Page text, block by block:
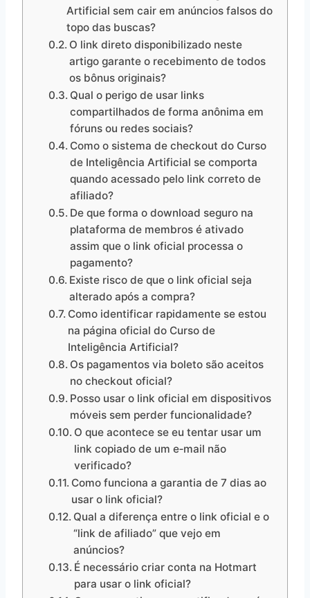
Artificial sem cair em anúncios falsos do
topo das buscas?
O link direto disponibilizado neste
artigo garante o recebimento de todos
os bônus originais?
Qual o perigo de usar links
compartilhados de forma anônima em
fóruns ou redes sociais?
Como o sistema de checkout do Curso
de Inteligência Artificial se comporta
quando acessado pelo link correto de
afiliado?
De que forma o download seguro na
plataforma de membros é ativado
assim que o link oficial processa o
pagamento?
Existe risco de que o link oficial seja
alterado após a compra?
Como identificar rapidamente se estou
na página oficial do Curso de
Inteligência Artificial?
Os pagamentos via boleto são aceitos
no checkout oficial?
Posso usar o link oficial em dispositivos
móveis sem perder funcionalidade?
O que acontece se eu tentar usar um
link copiado de um e‑mail não
verificado?
Como funciona a garantia de 7 dias ao
usar o link oficial?
Qual a diferença entre o link oficial e o
“link de afiliado” que vejo em
anúncios?
É necessário criar conta na Hotmart
para usar o link oficial?